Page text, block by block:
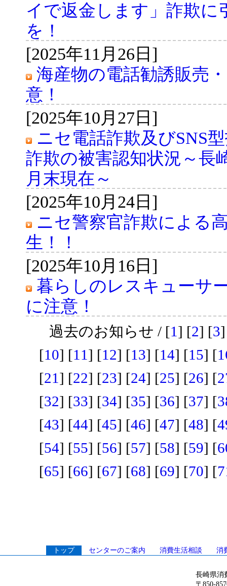
イで返金します」詐欺に
を！
[2025年11月26日]
海産物の電話勧誘販売
意！
[2025年10月27日]
ニセ電話詐欺及びSNS
詐欺の被害認知状況～長
月末現在～
[2025年10月24日]
ニセ警察官詐欺による
生！！
[2025年10月16日]
暮らしのレスキューサ
に注意！
過去のお知らせ / [1 ] [2] [3
[10] [11 ] [12] [13] [14] [15] [
[21 ] [22] [23] [24] [25] [26] [
[32] [33] [34] [35] [36] [37] [
[43] [44] [45] [46] [47] [48] [
[54] [55] [56] [57] [58] [59] [
[65] [66] [67] [68] [69] [70] [
トップ センターのご案内 消費生活相談 消
長崎県消
〒850-